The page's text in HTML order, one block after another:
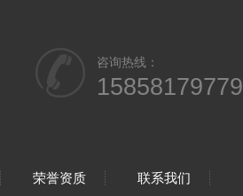
咨询热线：
15858179779
荣誉资质 联系我们